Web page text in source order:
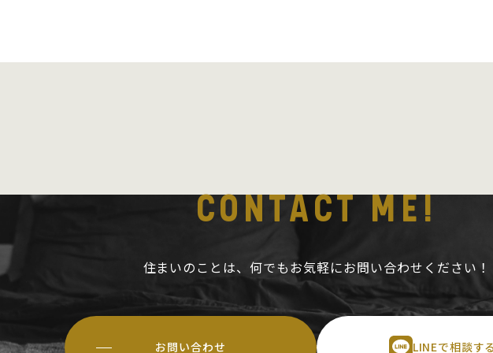
CONTACT ME!
住まいのことは、何でもお気軽にお問い合わせください！
お問い合わせ LINEで相談す